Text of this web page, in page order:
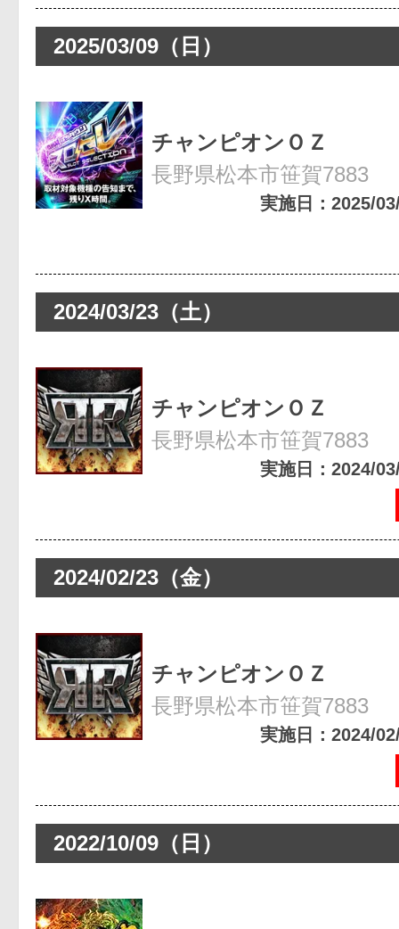
2025/03/09（日）
チャンピオンＯＺ
長野県松本市笹賀7883
実施日：2025/
2024/03/23（土）
チャンピオンＯＺ
長野県松本市笹賀7883
実施日：2024/
2024/02/23（金）
チャンピオンＯＺ
長野県松本市笹賀7883
実施日：2024/
2022/10/09（日）